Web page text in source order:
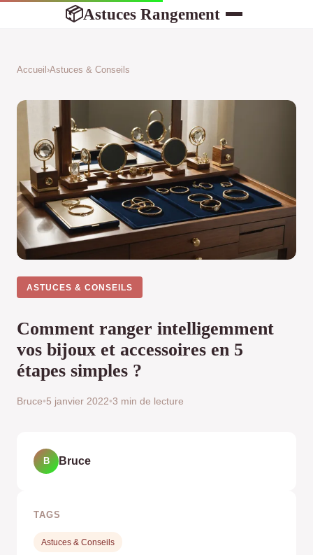
📦Astuces Rangement
Accueil ›Astuces & Conseils
ASTUCES & CONSEILS
Comment ranger intelligemment
vos bijoux et accessoires en 5
étapes simples ?
Bruce•5 janvier 2022•3 min de lecture
B Bruce
TAGS
Astuces & Conseils